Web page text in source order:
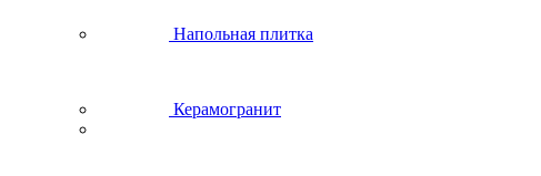
Напольная плитка
Керамогранит